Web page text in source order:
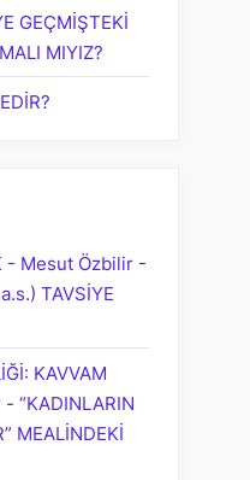
GEÇMİŞTEKİ
MIYIZ?
- Mesut Özbilir -
TAVSİYE
KAVVAM
- “KADINLARIN
MEALİNDEKİ